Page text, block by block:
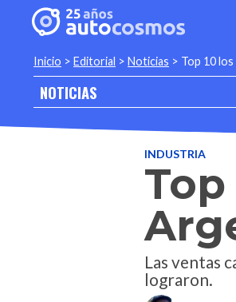
Inicio > Editorial > Noticias > Top 10
NOTICIAS
INDUSTRIA
Las ventas
lograron.